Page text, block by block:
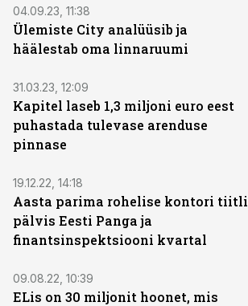
04.09.23, 11:38
Ülemiste City analüüsib ja
häälestab oma linnaruumi
31.03.23, 12:09
Kapitel laseb 1,3 miljoni euro eest
puhastada tulevase arenduse
pinnase
19.12.22, 14:18
Aasta parima rohelise kontori tiitli
pälvis Eesti Panga ja
finantsinspektsiooni kvartal
09.08.22, 10:39
ELis on 30 miljonit hoonet, mis